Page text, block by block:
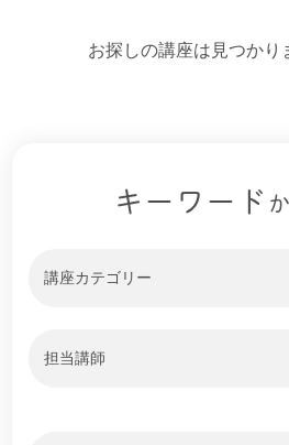
お探しの講座は見つかり
キーワード
講座カテゴリー
担当講師